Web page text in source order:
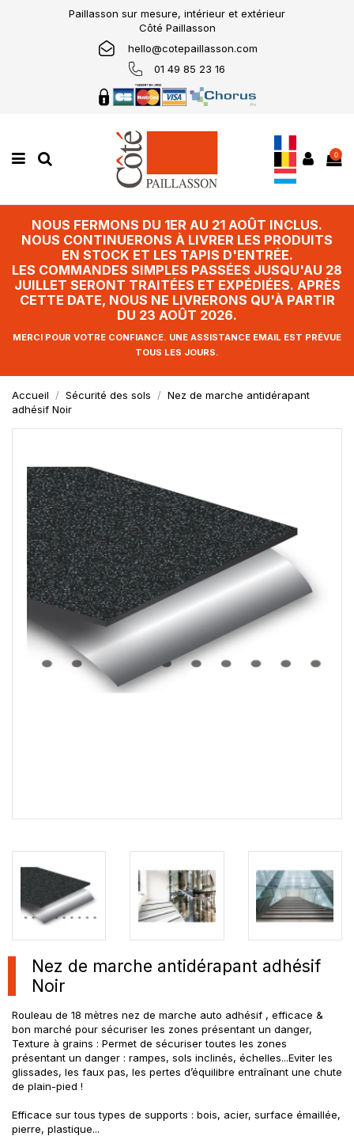
Paillasson sur mesure, intérieur et extérieur
Côté Paillasson
hello@cotepaillasson.com
01 49 85 23 16
0
NOUS FERMONS DU 1ER AU 21 AOÛT INCLUS.
NOUS CONTINUERONS À LIVRER LES PRODUITS
EN STOCK ET LES TAPIS D'ENTRÉE.
LES COMMANDES SIMPLES PASSÉES JUSQU'AU 28
JUILLET SERONT TRAITÉES ET EXPÉDIÉES. APRÈS
CETTE DATE, NOUS NE LIVRERONS QU'À PARTIR
DU 23 AOÛT 2026.
MERCI POUR VOTRE CONFIANCE. UNE ASSISTANCE EMAIL EST PRÉVUE
TOUS LES JOURS.
Accueil Sécurité des sols
Nez de marche antidérapant
adhésif Noir
Nez de marche antidérapant adhésif
Noir
Rouleau de 18 mètres nez de marche auto adhésif , efficace &
bon marché pour sécuriser les zones présentant un danger,
Texture à grains : Permet de sécuriser toutes les zones
présentant un danger : rampes, sols inclinés, échelles...Eviter les
glissades, les faux pas, les pertes d’équilibre entraînant une chute
de plain-pied !
Efficace sur tous types de supports : bois, acier, surface émaillée,
pierre, plastique...